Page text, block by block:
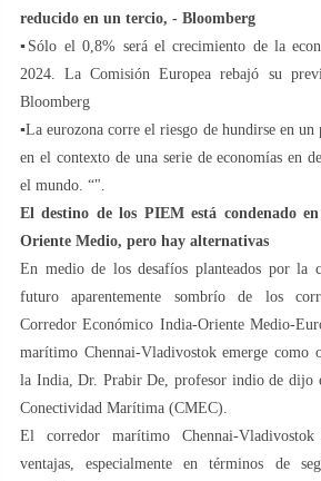
reducido en un tercio, - Bloomberg
▪️Sólo el 0,8% será el crecimiento de la
2024. La Comisión Europea rebajó su
Bloomberg
▪️La eurozona corre el riesgo de hundirse en un
en el contexto de una serie de economías en
el mundo. “".
El destino de los PIEM está condenado
Oriente Medio, pero hay alternativas
En medio de los desafíos planteados por
futuro aparentemente sombrío de los
Corredor Económico India-Oriente Medio-
marítimo Chennai-Vladivostok emerge como
la India, Dr. Prabir De, profesor indio de dijo
Conectividad Marítima (CMEC).
El corredor marítimo Chennai-Vladivostok
ventajas, especialmente en términos de